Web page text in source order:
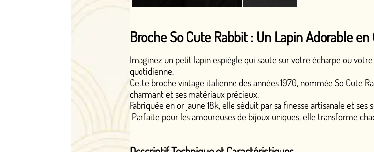
Broche So Cute Rabbit : Un Lapin Adorable en Or 18k et
Imaginez un petit lapin espiègle qui saute sur votre écharpe ou votre col, apportant
Cette broche vintage italienne des années 1970, nommée So Cute Rabbit, capture
charmant et ses matériaux précieux.
Fabriquée en or jaune 18k, elle séduit par sa finesse artisanale et ses sertissages colorés
Parfaite pour les amoureuses de bijoux uniques, elle transforme chaque instant en une